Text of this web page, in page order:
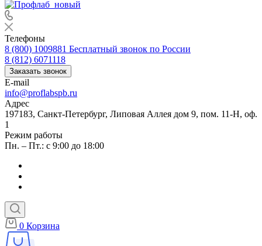
Телефоны
8 (800) 1009881 Бесплатный звонок по России
8 (812) 6071118
Заказать звонок
E-mail
info@proflabspb.ru
Адрес
197183, Санкт-Петербург, Липовая Аллея дом 9, пом. 11-Н, оф.
1
Режим работы
Пн. – Пт.: с 9:00 до 18:00
0 Корзина